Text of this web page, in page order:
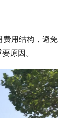
费用结构，避免
原因。